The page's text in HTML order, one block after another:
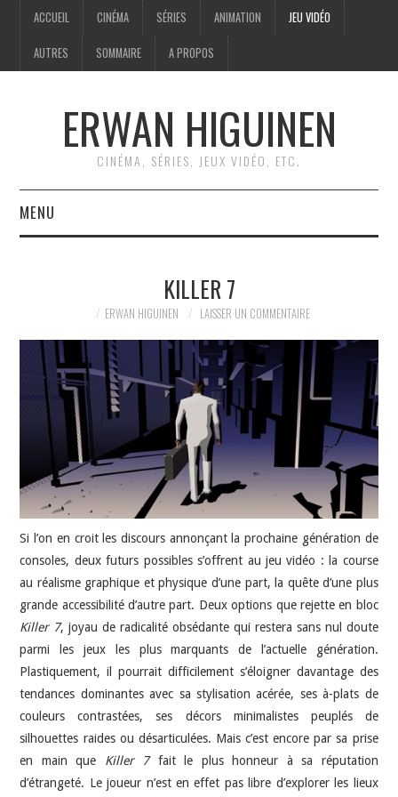
ACCUEIL CINÉMA SÉRIES ANIMATION JEU VIDÉO
AUTRES SOMMAIRE A PROPOS
ERWAN HIGUINEN
CINÉMA, SÉRIES, JEUX VIDÉO, ETC.
MENU
SÉRIES
ANIMATION
JEU VIDÉO
AUTRES
SOMMAIRE
A PROPOS
KILLER 7
ERWAN HIGUINEN LAISSER UN COMMENTAIRE
Si l’on en croit les discours annonçant la prochaine génération de
consoles, deux futurs possibles s’offrent au jeu vidéo : la course
au réalisme graphique et physique d’une part, la quête d’une plus
grande accessibilité d’autre part. Deux options que rejette en bloc
Killer 7, joyau de radicalité obsédante qui restera sans nul doute
parmi les jeux les plus marquants de l’actuelle génération.
Plastiquement, il pourrait difficilement s’éloigner davantage des
tendances dominantes avec sa stylisation acérée, ses à-plats de
couleurs contrastées, ses décors minimalistes peuplés de
silhouettes raides ou désarticulées. Mais c’est encore par sa prise
en main que Killer 7fait le plus honneur à sa réputation
d’étrangeté. Le joueur n’est en effet pas libre d’explorer les lieux